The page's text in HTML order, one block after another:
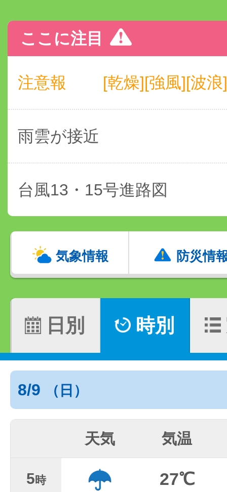
ここに注目
注意報 [乾燥][強風][波浪]
雨雲が接近
台風13・15号進路図
気象情報 防災情
日別 時別
8/9 （日）
天気 気温
5時 27℃